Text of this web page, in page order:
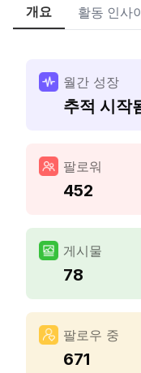
개요 활동 인사
월간 성장
추적 시작
팔로워
452
게시물
78
팔로우 중
671